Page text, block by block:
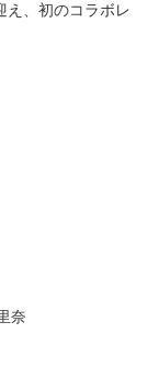
え、初のコラボレ
奈